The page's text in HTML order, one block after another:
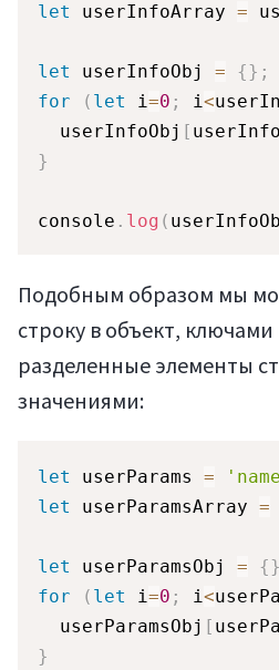
let userInfoArray =
let userInfoObj = {} ;
for
( let i=0 ; i<
  userInfoObj
[
}
console . log (
Подобным образом мы
строку в объект, ключами
разделенные элементы
значениями:
let userParams =
let
userParamsArray =
let userParamsObj = {}
for
( let i=0 ; i<
  userParamsObj
[
}